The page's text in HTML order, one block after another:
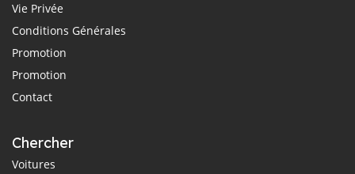
Vie Privée
Conditions Générales
Promotion
Promotion
Contact
Chercher
Voitures